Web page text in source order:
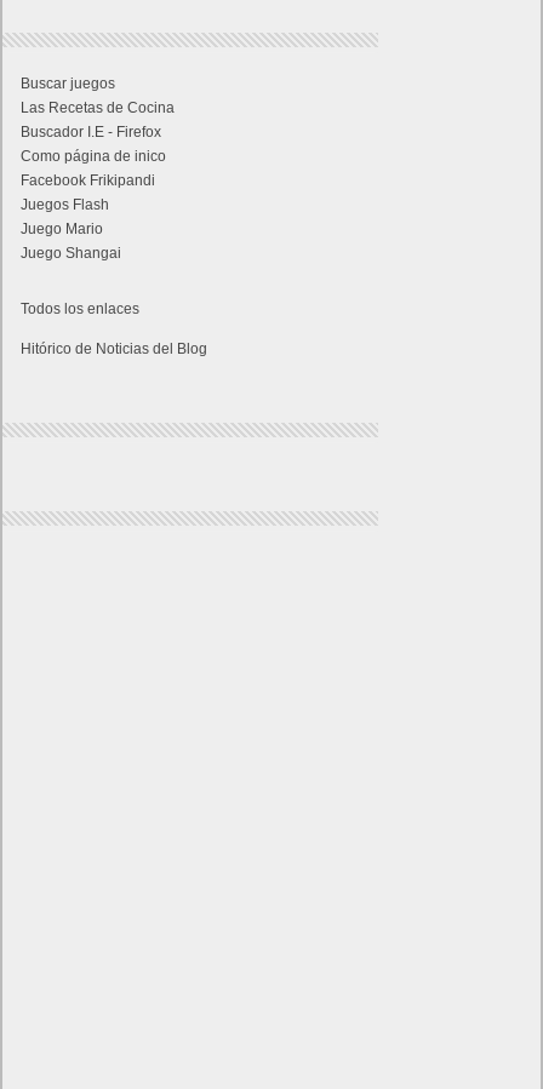
Buscar juegos
Las Recetas de Cocina
Buscador I.E - Firefox
Como página de inico
Facebook Frikipandi
Juegos Flash
Juego Mario
Juego Shangai
Todos los enlaces
Hitórico de Noticias del Blog